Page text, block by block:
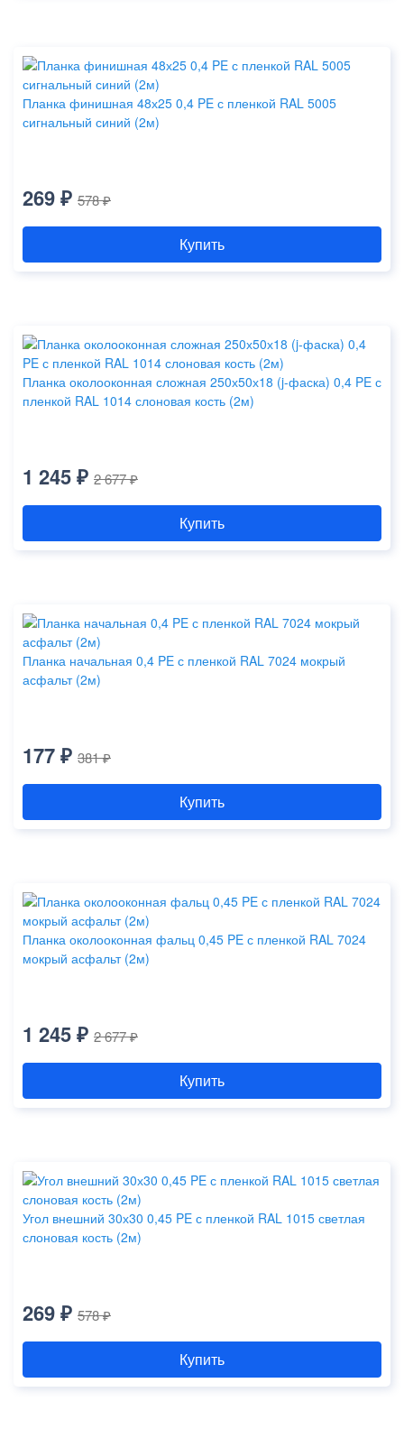
Планка финишная 48х25 0,4 PE с пленкой RAL 5005
сигнальный синий (2м)
269 ₽ 578 ₽
Купить
Планка околооконная сложная 250х50х18 (j-фаска) 0,4 PE с
пленкой RAL 1014 слоновая кость (2м)
1 245 ₽ 2 677 ₽
Купить
Планка начальная 0,4 PE с пленкой RAL 7024 мокрый
асфальт (2м)
177 ₽ 381 ₽
Купить
Планка околооконная фальц 0,45 PE с пленкой RAL 7024
мокрый асфальт (2м)
1 245 ₽ 2 677 ₽
Купить
Угол внешний 30х30 0,45 PE с пленкой RAL 1015 светлая
слоновая кость (2м)
269 ₽ 578 ₽
Купить